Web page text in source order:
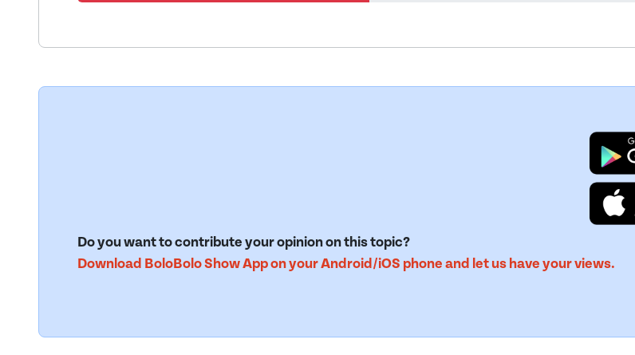
Do you want to contribute your opinion on this topic?
Download BoloBolo Show App on your Android/iOS phone and let us have your views.